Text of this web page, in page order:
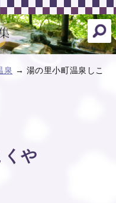
泉 → 湯の里小町温泉しこ
や